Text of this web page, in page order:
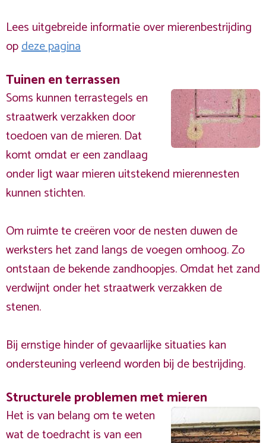
Lees uitgebreide informatie over mierenbestrijding
opdeze pagina
Tuinen en terrassen
Soms kunnen terrastegels en
straatwerk verzakken door
toedoen van de mieren. Dat
komt omdat er een zandlaag
onder ligt waar mieren uitstekend mierennesten
kunnen stichten.
Om ruimte te creëren voor de nesten duwen de
werksters het zand langs de voegen omhoog. Zo
ontstaan de bekende zandhoopjes. Omdat het zand
verdwijnt onder het straatwerk verzakken de
stenen.
Bij ernstige hinder of gevaarlijke situaties kan
ondersteuning verleend worden bij de bestrijding.
Structurele problemen met mieren
Het is van belang om te weten
wat de toedracht is van een